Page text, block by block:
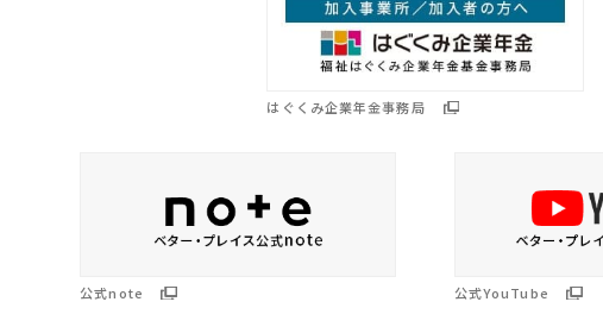
はぐくみ企業年金事務局
公式note 公式YouTube